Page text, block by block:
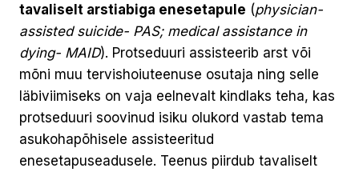
tavaliselt arstiabiga enesetapule (physician-
assisted suicide- PAS; medical assistance in
dying- MAID). Protseduuri assisteerib arst või
mõni muu tervishoiuteenuse osutaja ning selle
läbiviimiseks on vaja eelnevalt kindlaks teha, kas
protseduuri soovinud isiku olukord vastab tema
asukohapõhisele assisteeritud
enesetapuseadusele. Teenus piirdub tavaliselt